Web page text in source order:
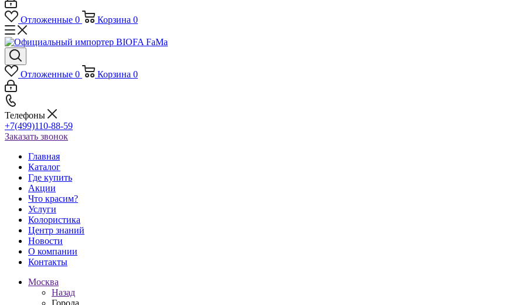
Отложенные 0 Корзина 0
Отложенные 0 Корзина 0
Телефоны
+7(499)110-88-59
Заказать звонок
Главная
Каталог
Где купить
Акции
Что красим?
Услуги
Колористика
Центр знаний
Новости
О компании
Контакты
Москва
Назад
Города